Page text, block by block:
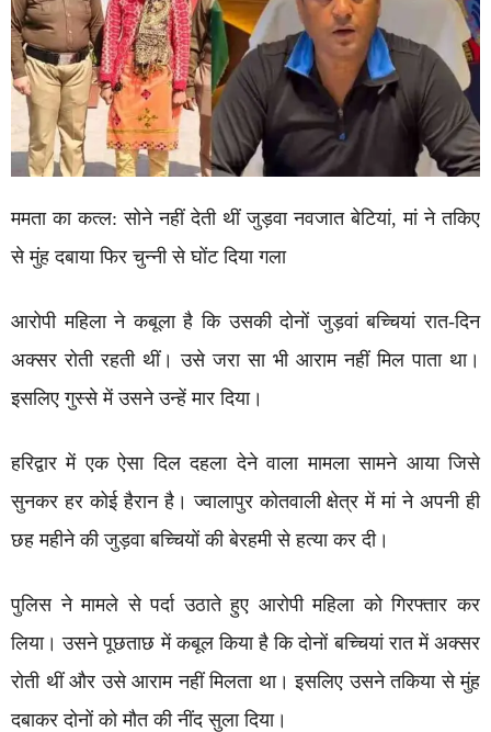
ममता का कत्ल: सोने नहीं देती थीं जुड़वा नवजात बेटियां, मां ने तकिए
से मुंह दबाया फिर चुन्नी से घोंट दिया गला
आरोपी महिला ने कबूला है कि उसकी दोनों जुड़वां बच्चियां रात-दिन
अक्सर रोती रहती थीं। उसे जरा सा भी आराम नहीं मिल पाता था।
इसलिए गुस्से में उसने उन्हें मार दिया।
हरिद्वार में एक ऐसा दिल दहला देने वाला मामला सामने आया जिसे
सुनकर हर कोई हैरान है। ज्वालापुर कोतवाली क्षेत्र में मां ने अपनी ही
छह महीने की जुड़वा बच्चियों की बेरहमी से हत्या कर दी।
पुलिस ने मामले से पर्दा उठाते हुए आरोपी महिला को गिरफ्तार कर
लिया। उसने पूछताछ में कबूल किया है कि दोनों बच्चियां रात में अक्सर
रोती थीं और उसे आराम नहीं मिलता था। इसलिए उसने तकिया से मुंह
दबाकर दोनों को मौत की नींद सुला दिया।